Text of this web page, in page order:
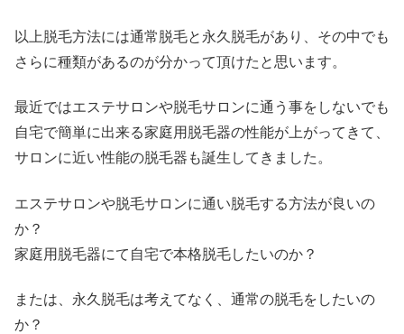
以上脱毛方法には通常脱毛と永久脱毛があり、その中でも
さらに種類があるのが分かって頂けたと思います。
最近ではエステサロンや脱毛サロンに通う事をしないでも
自宅で簡単に出来る家庭用脱毛器の性能が上がってきて、
サロンに近い性能の脱毛器も誕生してきました。
エステサロンや脱毛サロンに通い脱毛する方法が良いの
か？
家庭用脱毛器にて自宅で本格脱毛したいのか？
または、永久脱毛は考えてなく、通常の脱毛をしたいの
か？